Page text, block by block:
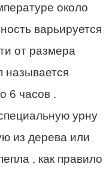
около
варьируется
от размера
называется
6 часов .
урну
из дерева или
, как правило